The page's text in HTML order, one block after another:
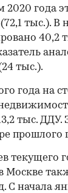
года
тыс.).
40,2
тыс.).
года на
тыс. ДДУ.
прошлого
текущего
Москве
С начала